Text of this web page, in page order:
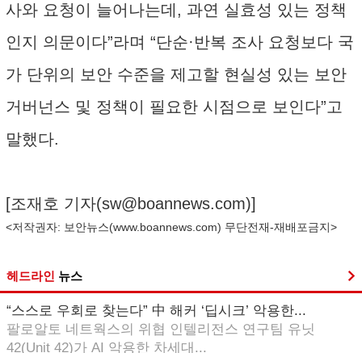
사와 요청이 늘어나는데, 과연 실효성 있는 정책
인지 의문이다”라며 “단순·반복 조사 요청보다 국
가 단위의 보안 수준을 제고할 현실성 있는 보안
거버넌스 및 정책이 필요한 시점으로 보인다”고
말했다.
[조재호 기자(sw@boannews.com)]
<저작권자: 보안뉴스(www.boannews.com) 무단전재-재배포금지>
헤드라인 뉴스
“스스로 우회로 찾는다” 中 해커 ‘딥시크’ 악용한...
팔로알토 네트웍스의 위협 인텔리전스 연구팀 유닛
42(Unit 42)가 AI 악용한 차세대...